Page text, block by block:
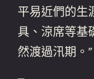
平易近們的生
具、涼席等基
然渡過汛期。”